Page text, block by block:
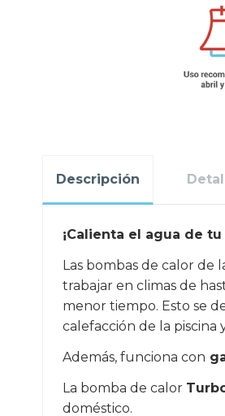
Descripción
¡Calienta el agua de
Las bombas de calor de
trabajar en climas de
menor tiempo. Esto se
calefacción de la piscina
Además, funciona con
La bomba de calor
doméstico.